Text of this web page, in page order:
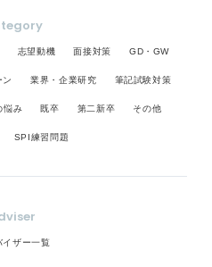
志望動機 面接対策 GD・GW
ン 業界・企業研究 筆記試験対策
悩み 既卒 第二新卒 その他
SPI練習問題
イザー一覧